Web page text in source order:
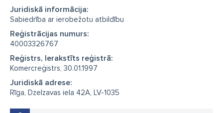
Juridiskā informācija:
Sabiedrība ar ierobežotu atbildību
Reģistrācijas numurs:
40003326767
Reģistrs, Ierakstīts reģistrā:
Komercreģistrs, 30.01.1997
Juridiskā adrese:
Rīga, Dzelzavas iela 42A, LV-1035